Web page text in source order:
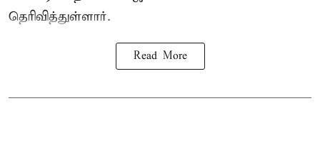
தெரிவித்துள்ளார்.
Read More